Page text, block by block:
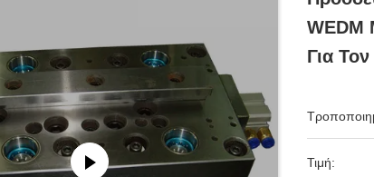
WEDM
Για
Τιμή: